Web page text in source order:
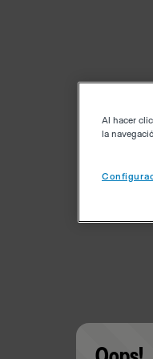
Al hacer clic
la